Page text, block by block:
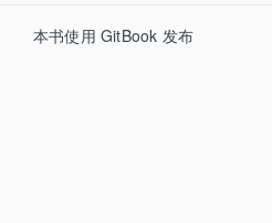
本书使用 GitBook 发布